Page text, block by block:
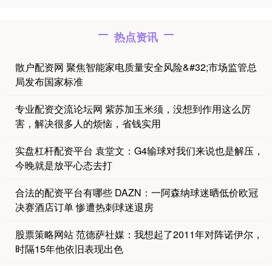
热点资讯
散户配资网 聚焦智能家电质量安全风险&#32;市场监管总
局发布国家标准
专业配资交流论坛网 紫苏加玉米须，没想到作用这么厉
害，解决很多人的烦恼，省钱实用
实盘杠杆配资平台 袁堂文：G4输球对我们来说也是解压，
今晚就是放平心态去打
合法的配资平台有哪些 DAZN：一阿森纳球迷晒低价欧冠
决赛酒店订单 惨遭热刺球迷退房
股票策略网站 范德萨社媒：我想起了2011年对阵诺伊尔，
时隔15年他依旧表现出色